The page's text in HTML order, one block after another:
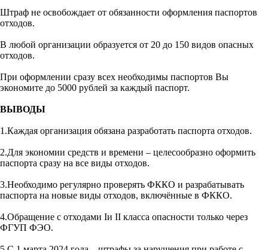
Штраф не освобождает от обязанности оформления паспортов
отходов.
В любой организации образуется от 20 до 150 видов опасных
отходов.
При оформлении сразу всех необходимы паспортов Вы
экономите до 5000 рублей за каждый паспорт.
ВЫВОДЫ
1.Каждая организация обязана разработать паспорта отходов.
2.Для экономии средств и времени – целесообразно оформить
паспорта сразу на все виды отходов.
3.Необходимо регулярно проверять ФККО и разрабатывать
паспорта на новые виды отходов, включённые в ФККО.
4.Обращение с отходами Iи II класса опасности только через
ФГУП ФЭО.